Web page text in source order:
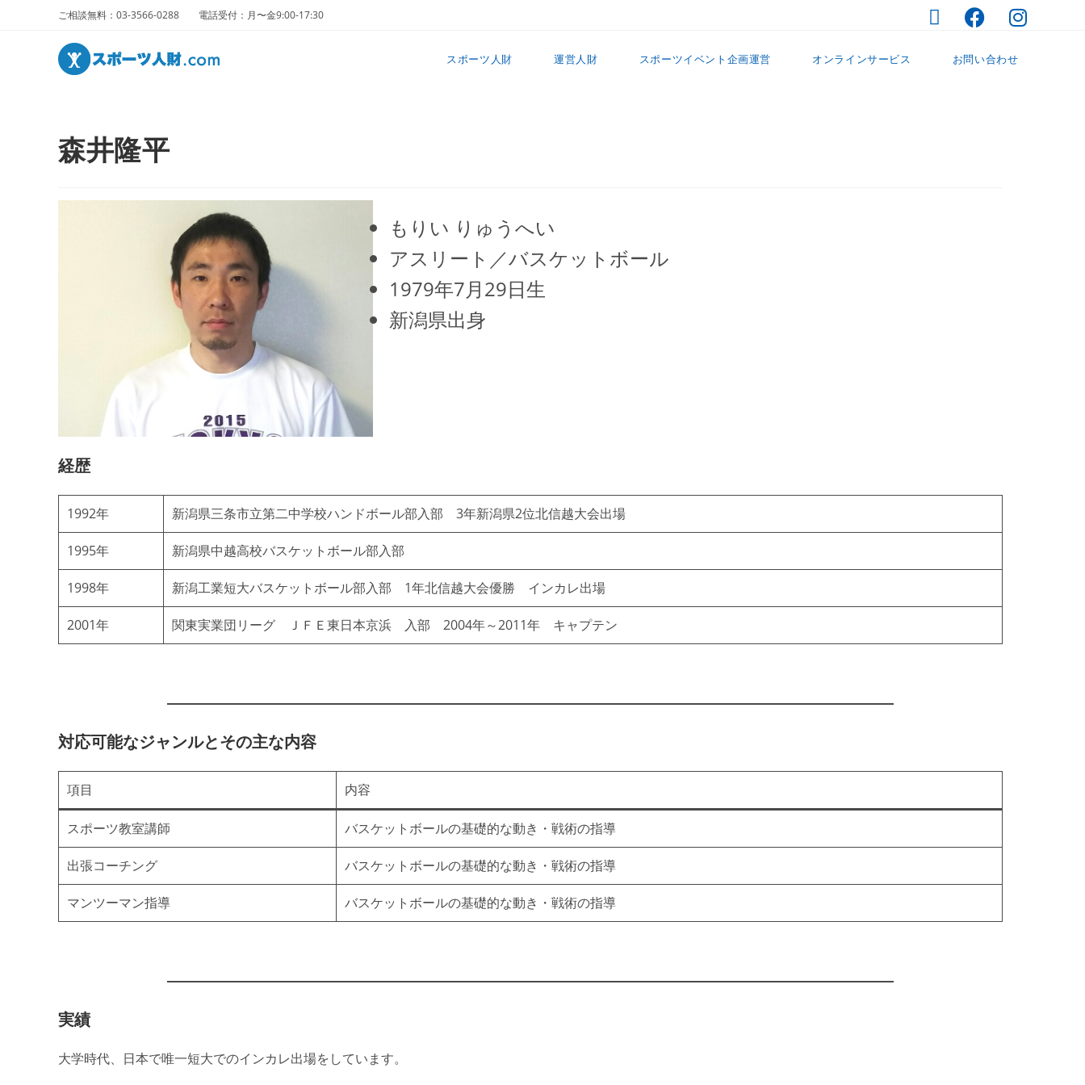
ご相談無料：03-3566-0288 電話受付：月〜金9:00-17:30
スポーツ人財 運営人財 スポーツイベント企画運営 オンラインサービス お問い合わせ
森井隆平
もりい りゅうへい
アスリート／バスケットボール
1979年7月29日生
新潟県出身
経歴
1992年 新潟県三条市立第二中学校ハンドボール部入部 3年新潟県2位北信越大会出場
1995年 新潟県中越高校バスケットボール部入部
1998年 新潟工業短大バスケットボール部入部 1年北信越大会優勝 インカレ出場
2001年 関東実業団リーグ ＪＦＥ東日本京浜 入部 2004年～2011年 キャプテン
対応可能なジャンルとその主な内容
項目 内容
スポーツ教室講師 バスケットボールの基礎的な動き・戦術の指導
出張コーチング バスケットボールの基礎的な動き・戦術の指導
マンツーマン指導 バスケットボールの基礎的な動き・戦術の指導
実績
大学時代、日本で唯一短大でのインカレ出場をしています。